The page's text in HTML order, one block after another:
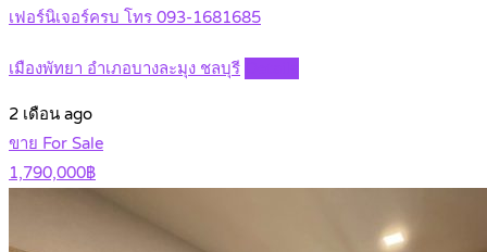
เฟอร์นิเจอร์ครบ โทร 093-1681685
เมืองพัทยา อำเภอบางละมุง ชลบุรี
2 เดือน ago
ขาย For Sale
1,790,000฿